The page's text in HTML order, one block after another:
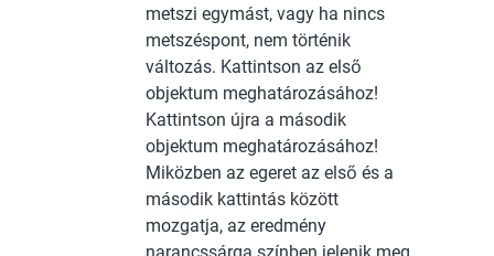
metszi egymást, vagy ha nincs
metszéspont, nem történik
változás. Kattintson az első
objektum meghatározásához!
Kattintson újra a második
objektum meghatározásához!
Miközben az egeret az első és a
második kattintás között
mozgatja, az eredmény